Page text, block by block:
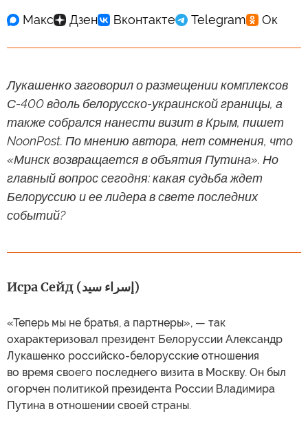
Лукашенко заговорил о размещении комплексов
С-400 вдоль белорусско-украинской границы, а
также собрался нанести визит в Крым, пишет
NoonPost. По мнению автора, нет сомнения, что
«Минск возвращается в объятия Путина». Но
главный вопрос сегодня: какая судьба ждет
Белоруссию и ее лидера в свете последних
событий?
Исра Сейд (إسراء سيد)
«Теперь мы не братья, а партнеры», — так
охарактеризовал президент Белоруссии Александр
Лукашенко российско-белорусские отношения
во время своего последнего визита в Москву. Он был
огорчен политикой президента России Владимира
Путина в отношении своей страны.